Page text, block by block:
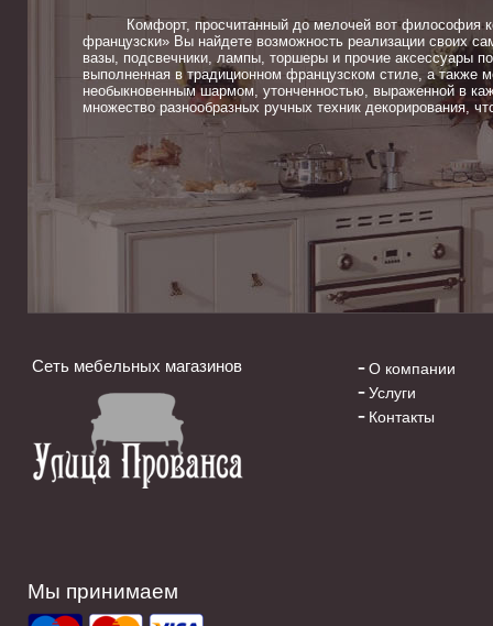
Комфорт, просчитанный до мелочей вот философия
французски» Вы найдете возможность реализации своих
вазы, подсвечники, лампы, торшеры и прочие аксессуары
выполненная в традиционном французском стиле, а также
необыкновенным шармом, утонченностью, выраженной в
множество разнообразных ручных техник декорирования,
Сеть мебельных магазинов
О компании
Услуги
Контакты
Мы принимаем